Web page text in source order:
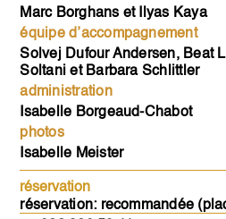
Marc Borghans et Ilyas Kaya
équipe d’accompagnement
Solvej Dufour Andersen, Beat
Soltani et Barbara Schlittler
administration
Isabelle Borgeaud-Chabot
photos
Isabelle Meister
réservation
réservation: recommandée